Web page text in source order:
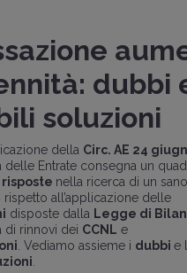
dubbi
soluzioni
della Circ. AE 24
delle Entrate consegna un
nella ricerca di un sano
all’applicazione delle
disposte dalla Legge di
di rinnovi dei CCNL e
. Vediamo assieme i dubbi e